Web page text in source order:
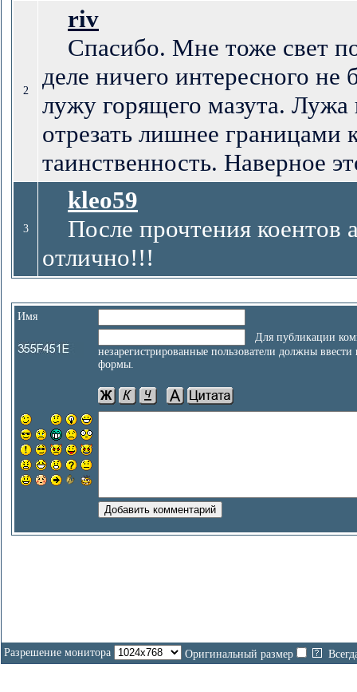
2
riv
Спасибо. Мне тоже свет
деле ничего интересного
лужу горящего мазута.
отрезать лишнее границами
таинственность. Наверное
3
kleo59
После прочтения коентов
отлично!!!
Имя
Для публикации
незарегистрированные пользователи должны
формы.
Разрешение монитора Оригинальный размер